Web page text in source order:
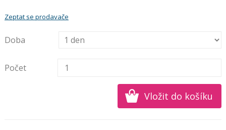
Zeptat se prodavače
Doba
Počet